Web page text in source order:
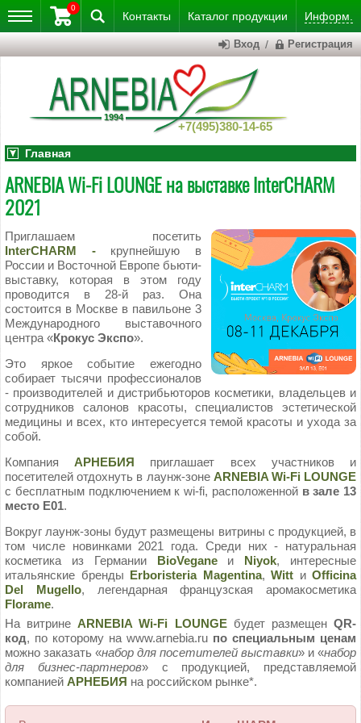
Контакты Каталог продукции Информ.
+7(495)380-14-65
0
Вход / Регистрация
Главная
АRNEBIA Wi-Fi LOUNGE на выставке InterCHARM
2021
Приглашаем посетить
InterCHARM -крупнейшую в
России и Восточной Европе бьюти-
выставку, которая в этом году
проводится в 28-й раз. Она
состоится в Москве в павильоне 3
Международного выставочного
центра «Крокус Экспо».
Это яркое событие ежегодно
собирает тысячи профессионалов
- производителей и дистрибьюторов косметики, владельцев и
сотрудников салонов красоты, специалистов эстетической
медицины и всех, кто интересуется темой красоты и ухода за
собой.
КомпанияАРНЕБИЯ приглашает всех участников и
посетителей отдохнуть в лаунж-зоне АRNEBIA Wi-Fi LOUNGE
с бесплатным подключением к wi-fi, расположенной в зале 13
место E01.
Вокруг лаунж-зоны будут размещены витрины с продукцией, в
том числе новинками 2021 года. Среди них - натуральная
косметика из Германии BioVeganeи Niyok, интересные
итальянские бренды Erboristeria Magentina, Witt и Officina
Del
Mugello, легендарная французская аромакосметика
Florame.
На витринеАRNEBIA Wi-Fi LOUNGEбудет размещенQR-
код, по которому на www.arnebia.ru по специальным ценам
можно заказать «набор для посетителей выставки» и «набор
для бизнес-партнеров» с продукцией, представляемой
компанией АРНЕБИЯ на российском рынке*.